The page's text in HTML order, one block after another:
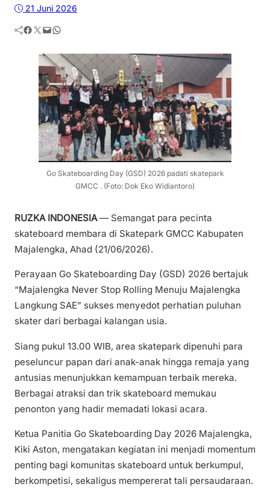
21 Juni 2026
Facebook Twitter Mail WhatsApp
Go Skateboarding Day (GSD) 2026 padati skatepark
GMCC . (Foto: Dok Eko Widiantoro)
RUZKA INDONESIA— Semangat para pecinta
skateboard membara di Skatepark GMCC Kabupaten
Majalengka, Ahad (21/06/2026).
Perayaan Go Skateboarding Day (GSD) 2026 bertajuk
“Majalengka Never Stop Rolling Menuju Majalengka
Langkung SAE” sukses menyedot perhatian puluhan
skater dari berbagai kalangan usia.
Siang pukul 13.00 WIB, area skatepark dipenuhi para
peseluncur papan dari anak-anak hingga remaja yang
antusias menunjukkan kemampuan terbaik mereka.
Berbagai atraksi dan trik skateboard memukau
penonton yang hadir memadati lokasi acara.
Ketua Panitia Go Skateboarding Day 2026 Majalengka,
Kiki Aston, mengatakan kegiatan ini menjadi momentum
penting bagi komunitas skateboard untuk berkumpul,
berkompetisi, sekaligus mempererat tali persaudaraan.